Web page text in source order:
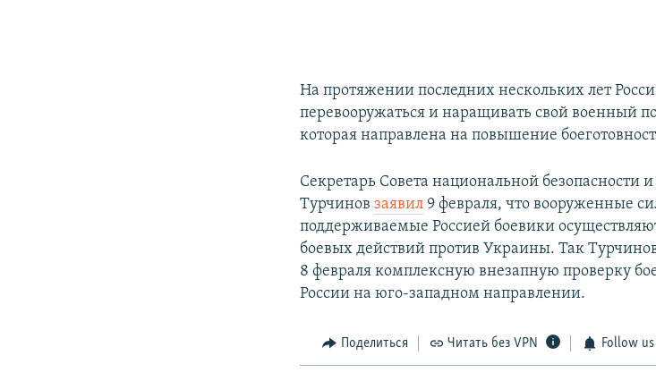
На протяжении последних нескольких лет
перевооружаться и наращивать свой военный
которая направлена на повышение
Секретарь Совета национальной
Турчиновзаявил 9 февраля, что вооруженные
поддерживаемые Россией боевики
боевых действий против Украины. Так
8 февраля комплексную внезапную проверку
России на юго-западном направлении.
Поделиться Читать без VPN Follow us